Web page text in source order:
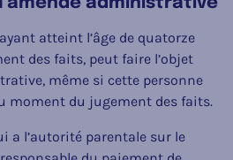
atteint l’âge de quatorze
des faits, peut faire l’objet
même si cette personne
moment du jugement des faits.
a l’autorité parentale sur le